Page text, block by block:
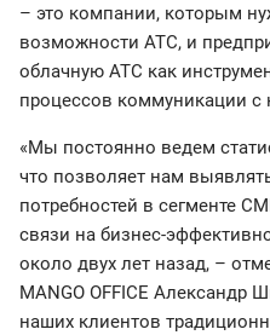
– это компании, которым
возможности АТС, и
облачную АТС как
процессов коммуникации с
«Мы постоянно ведем
что позволяет нам
потребностей в сегменте
связи на бизнес-
около двух лет назад, –
MANGO OFFICE Александр
наших клиентов